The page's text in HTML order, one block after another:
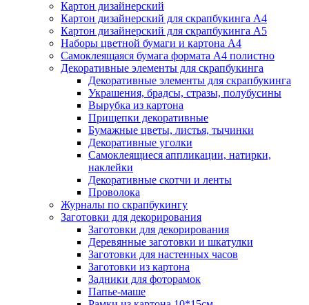
Картон дизайнерский
Картон дизайнерский для скрапбукинга А4
Картон дизайнерский для скрапбукинга А5
Наборы цветной бумаги и картона А4
Самоклеящаяся бумага формата А4 полистно
Декоративные элементы для скрапбукинга
Декоративные элементы для скрапбукинга
Украшения, брадсы, стразы, полубусины
Вырубка из картона
Прищепки декоративные
Бумажные цветы, листья, тычинки
Декоративные уголки
Самоклеящиеся аппликации, натирки,
наклейки
Декоративные скотчи и ленты
Проволока
Журналы по скрапбукингу
Заготовки для декорирования
Заготовки для декорирования
Деревянные заготовки и шкатулки
Заготовки для настенных часов
Заготовки из картона
Задники для фоторамок
Папье-маше